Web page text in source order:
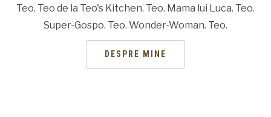
Teo. Teo de la Teo's Kitchen. Teo. Mama lui Luca. Teo.
Super-Gospo. Teo. Wonder-Woman. Teo.
DESPRE MINE